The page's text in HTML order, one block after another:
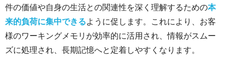
件の価値や自身の生活との関連性を深く理解するための本
来的負荷に集中できるように促します。これにより、お客
様のワーキングメモリが効率的に活用され、情報がスムー
ズに処理され、長期記憶へと定着しやすくなります。